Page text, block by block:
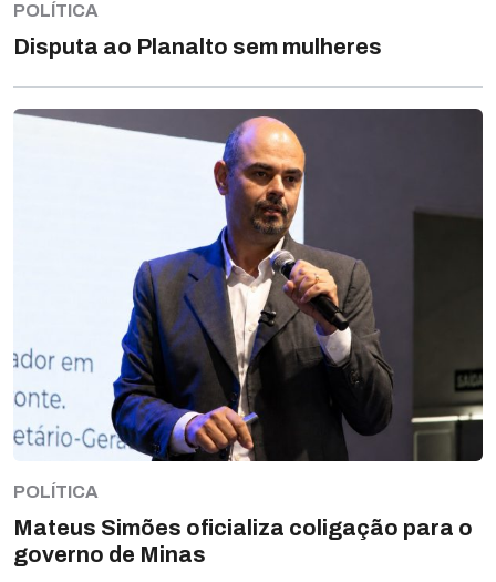
POLÍTICA
Disputa ao Planalto sem mulheres
POLÍTICA
Mateus Simões oficializa coligação para o
governo de Minas